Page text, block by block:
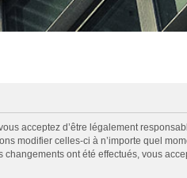
acceptez d’être légalement
modifier celles-ci à n’importe quel
ont été effectués, vous